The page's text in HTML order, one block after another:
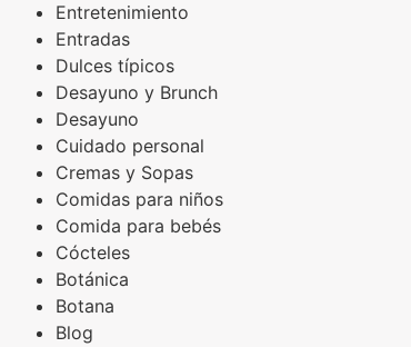
Entretenimiento
Entradas
Dulces típicos
Desayuno y Brunch
Desayuno
Cuidado personal
Cremas y Sopas
Comidas para niños
Comida para bebés
Cócteles
Botánica
Botana
Blog